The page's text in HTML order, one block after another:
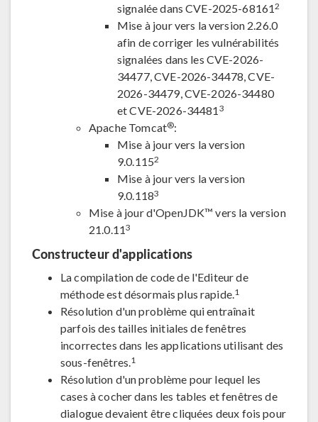
signalée dans CVE-2025-681612
Mise à jour vers la version 2.26.0
afin de corriger les vulnérabilités
signalées dans les CVE-2026-
34477, CVE-2026-34478, CVE-
2026-34479, CVE-2026-34480
et CVE-2026-34481 3
Apache Tomcat®:
Mise à jour vers la version
9.0.1152
Mise à jour vers la version
9.0.1183
Mise à jour d'OpenJDK™ vers la version
21.0.113
Constructeur d'applications
La compilation de code de l'Editeur de
méthode est désormais plus rapide.1
Résolution d'un problème qui entraînait
parfois des tailles initiales de fenêtres
incorrectes dans les applications utilisant des
sous-fenêtres.1
Résolution d'un problème pour lequel les
cases à cocher dans les tables et fenêtres de
dialogue devaient être cliquées deux fois pour